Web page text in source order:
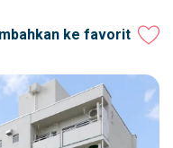
ke favorit